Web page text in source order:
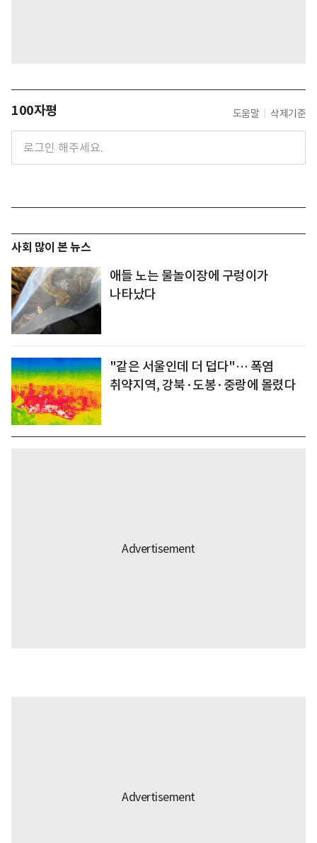
100자평 도움말 삭제기준
사회 많이 본 뉴스
애들 노는 물놀이장에 구렁이가
나타났다
"같은 서울인데 더 덥다"… 폭염
취약지역, 강북·도봉·중랑에 몰렸다